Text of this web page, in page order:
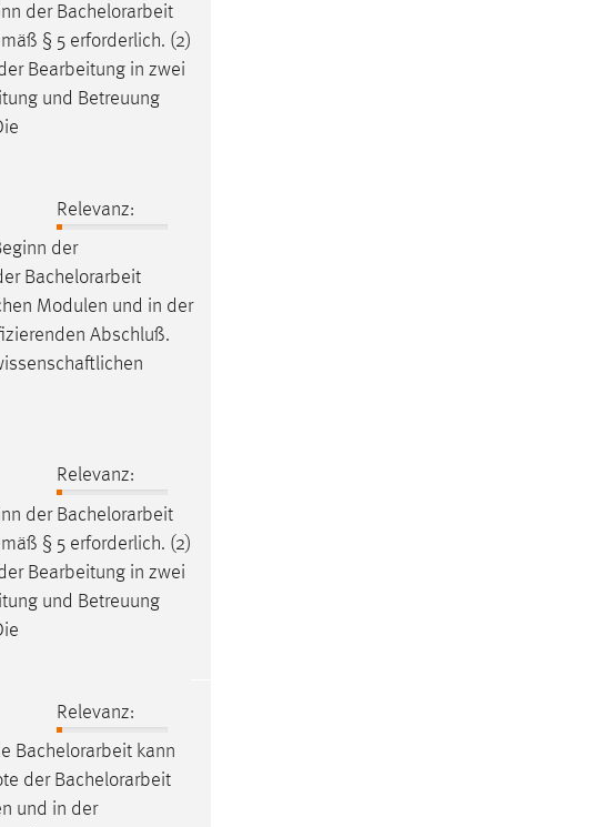
der Bachelorarbeit
§ 5 erforderlich. (2)
Bearbeitung in zwei
und Betreuung
Relevanz:
der
Bachelorarbeit
Modulen und in der
Abschluß.
Relevanz:
der Bachelorarbeit
§ 5 erforderlich. (2)
Bearbeitung in zwei
und Betreuung
Relevanz:
Bachelorarbeit kann
der Bachelorarbeit
und in der